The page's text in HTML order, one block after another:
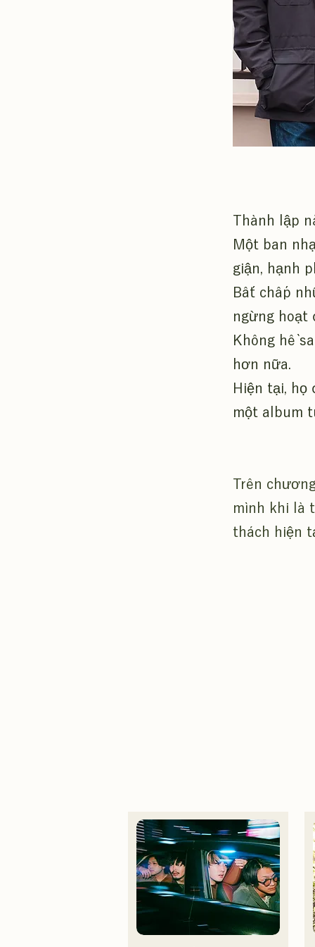
Thành lập
Một ban
giận, hạnh
Bất chấp
ngừng hoạt
Không hề
hơn nữa.
Hiện tại, họ
một album
Trên
mình khi là
thách hiện